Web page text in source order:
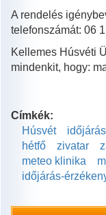
A rendelés
telefonszámát: 06
Kellemes Húsvéti
mindenkit, hogy:
Címkék:
Húsvét
időjárás
hétfő
zivatar
meteo klinika
időjárás-